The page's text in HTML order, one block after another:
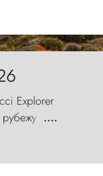
Explorer
с
а пики
стражи,
....